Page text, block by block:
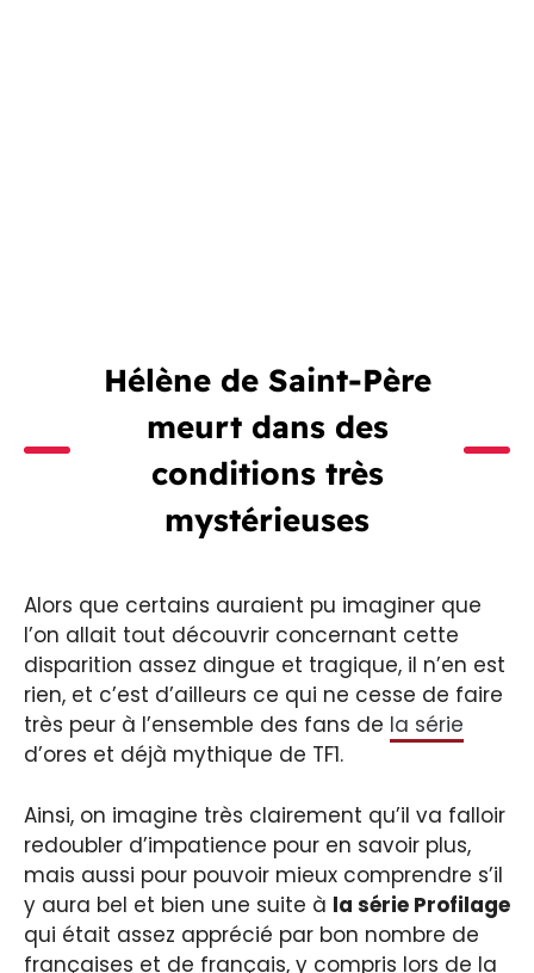
Hélène de Saint-Père
meurt dans des
conditions très
mystérieuses
Alors que certains auraient pu imaginer que
l’on allait tout découvrir concernant cette
disparition assez dingue et tragique, il n’en est
rien, et c’est d’ailleurs ce qui ne cesse de faire
très peur à l’ensemble des fans de la série
d’ores et déjà mythique de TF1.
Ainsi, on imagine très clairement qu’il va falloir
redoubler d’impatience pour en savoir plus,
mais aussi pour pouvoir mieux comprendre s’il
y aura bel et bien une suite à la série Profilage
qui était assez apprécié par bon nombre de
françaises et de français, y compris lors de la